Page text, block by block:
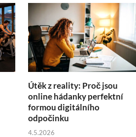
Útěk z reality: Proč jsou
online hádanky perfektní
formou digitálního
odpočinku
4.5.2026